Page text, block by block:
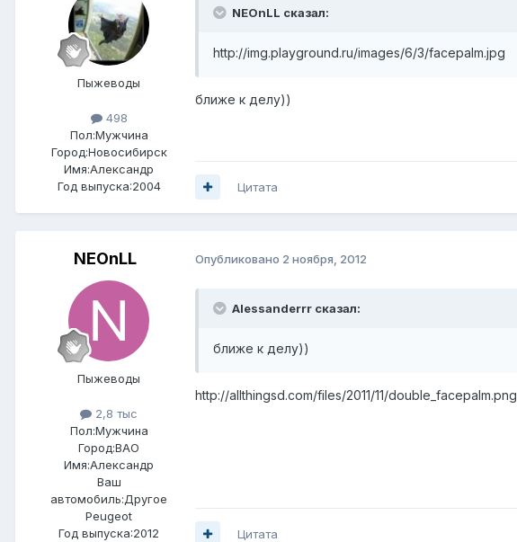
Пыжеводы
498
Пол:Мужчина
Город:Новосибирск
Имя:Александр
Год выпуска:2004
NEOnLL сказал:
http://img.playground.ru/images/6/3/facepalm.jpg
ближе к делу))
Цитата
NEOnLL
Пыжеводы
2,8 тыс
Пол:Мужчина
Город:ВАО
Имя:Александр
Ваш
автомобиль:Другое
Peugeot
Год выпуска:2012
Опубликовано 2 ноября, 2012
Alessanderrr сказал:
ближе к делу))
http://allthingsd.com/files/2011/11/double_facepalm.png
Цитата